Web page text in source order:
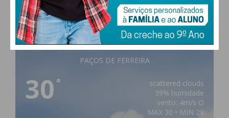
PAÇOS DE FERREIRA
30 °
scattered clouds
39% humidade
vento: 4m/s O
MAX 30 • MIN 28